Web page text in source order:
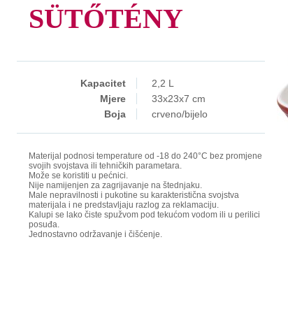
SÜTŐTÉNY
Kapacitet
2,2 L
Mjere
33x23x7 cm
Boja
crveno/bijelo
Materijal podnosi temperature od -18 do 240°C bez promjene
svojih svojstava ili tehničkih parametara.
Može se koristiti u pećnici.
Nije namijenjen za zagrijavanje na štednjaku.
Male nepravilnosti i pukotine su karakteristična svojstva
materijala i ne predstavljaju razlog za reklamaciju.
Kalupi se lako čiste spužvom pod tekućom vodom ili u perilici
posuđa.
Jednostavno održavanje i čišćenje.